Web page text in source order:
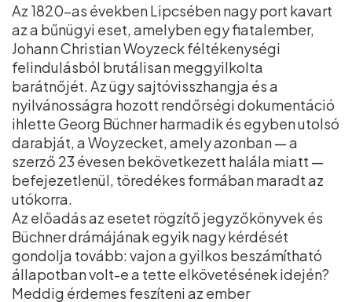
Az 1820-as években Lipcsében nagy port kavart
az a bűnügyi eset, amelyben egy fiatalember,
Johann Christian Woyzeck féltékenységi
felindulásból brutálisan meggyilkolta
barátnőjét. Az ügy sajtóvisszhangja és a
nyilvánosságra hozott rendőrségi dokumentáció
ihlette Georg Büchner harmadik és egyben utolsó
darabját, a Woyzecket, amely azonban — a
szerző 23 évesen bekövetkezett halála miatt —
befejezetlenül, töredékes formában maradt az
utókorra.
Az előadás az esetet rögzítő jegyzőkönyvek és
Büchner drámájának egyik nagy kérdését
gondolja tovább: vajon a gyilkos beszámítható
állapotban volt-e a tette elkövetésének idején?
Meddig érdemes feszíteni az ember